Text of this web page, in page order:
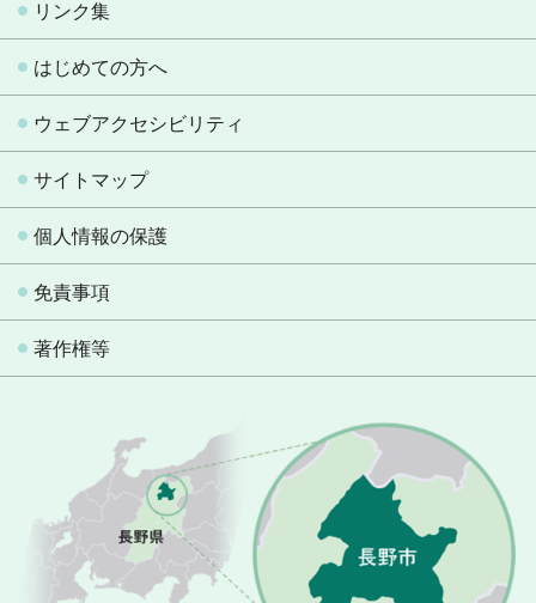
リンク集
はじめての方へ
ウェブアクセシビリティ
サイトマップ
個人情報の保護
免責事項
著作権等